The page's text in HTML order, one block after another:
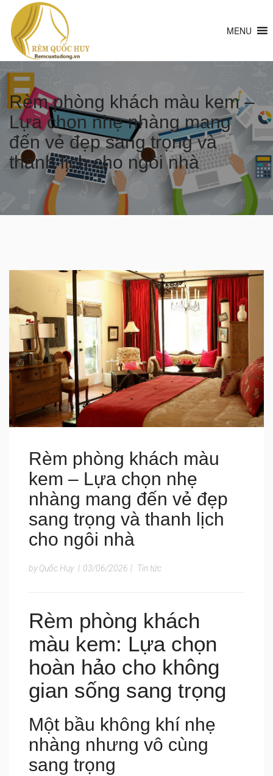
MENU
Rèm phòng khách màu kem –
Lựa chọn nhẹ nhàng mang
đến vẻ đẹp sang trọng và
thanh lịch cho ngôi nhà
Rèm phòng khách màu
kem – Lựa chọn nhẹ
nhàng mang đến vẻ đẹp
sang trọng và thanh lịch
cho ngôi nhà
by Quốc Huy | 03/06/2026 | Tin tức
Rèm phòng khách
màu kem: Lựa chọn
hoàn hảo cho không
gian sống sang trọng
Một bầu không khí nhẹ
nhàng nhưng vô cùng
sang trọng